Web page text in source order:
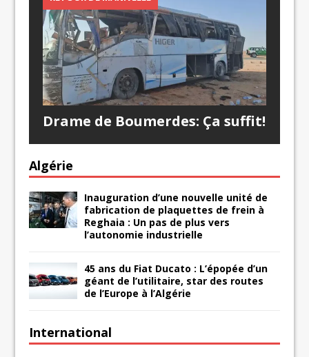
Drame de Boumerdes: Ça suffit!
Algérie
Inauguration d’une nouvelle unité de
fabrication de plaquettes de frein à
Reghaia : Un pas de plus vers
l’autonomie industrielle
45 ans du Fiat Ducato : L’épopée d’un
géant de l’utilitaire, star des routes
de l’Europe à l’Algérie
International